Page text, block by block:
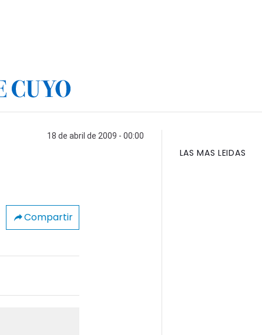
18 de abril de 2009 - 00:00
Compartir
LAS MAS LEIDAS